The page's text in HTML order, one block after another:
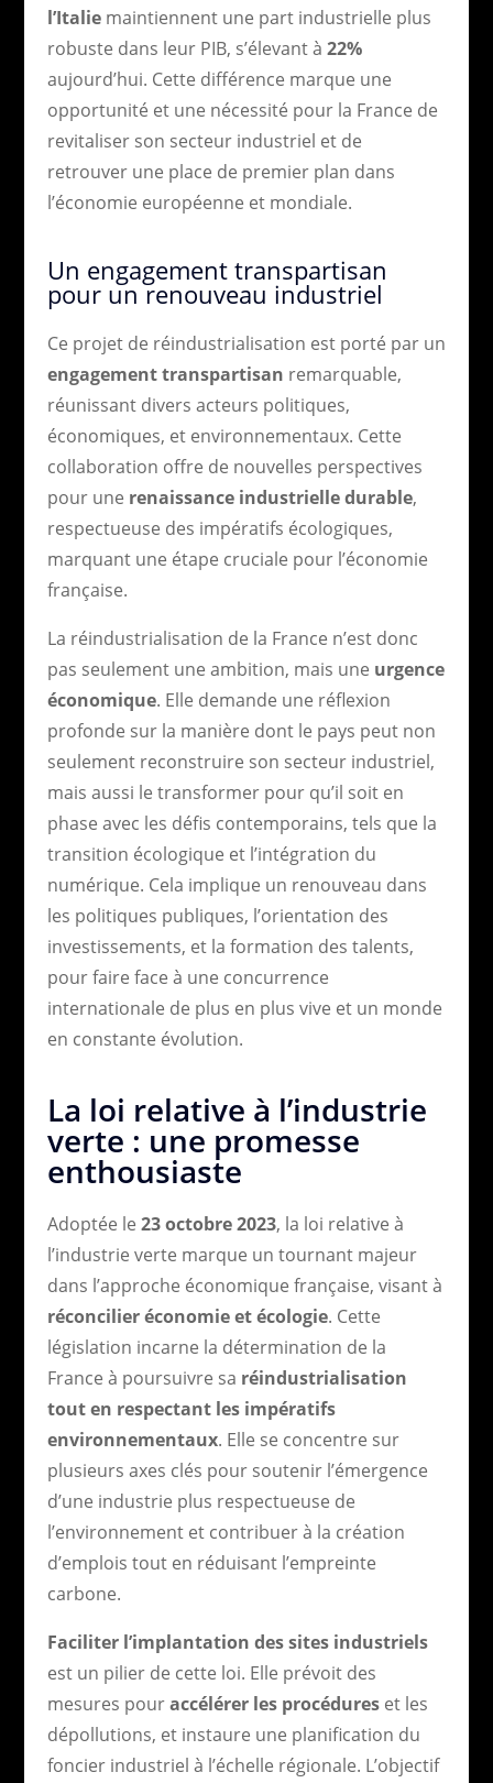
l’Italiemaintiennent une part industrielle plus
robuste dans leur PIB, s’élevant à 22%
aujourd’hui. Cette différence marque une
opportunité et une nécessité pour la France de
revitaliser son secteur industriel et de
retrouver une place de premier plan dans
l’économie européenne et mondiale.
Un engagement transpartisan
pour un renouveau industriel
Ce projet de réindustrialisation est porté par un
engagement transpartisan remarquable,
réunissant divers acteurs politiques,
économiques, et environnementaux. Cette
collaboration offre de nouvelles perspectives
pour une renaissance industrielle durable,
respectueuse des impératifs écologiques,
marquant une étape cruciale pour l’économie
française.
La réindustrialisation de la France n’est donc
pas seulement une ambition, mais une urgence
économique. Elle demande une réflexion
profonde sur la manière dont le pays peut non
seulement reconstruire son secteur industriel,
mais aussi le transformer pour qu’il soit en
phase avec les défis contemporains, tels que la
transition écologique et l’intégration du
numérique. Cela implique un renouveau dans
les politiques publiques, l’orientation des
investissements, et la formation des talents,
pour faire face à une concurrence
internationale de plus en plus vive et un monde
en constante évolution.
La loi relative à l’industrie
verte : une promesse
enthousiaste
Adoptée le 23 octobre 2023, la loi relative à
l’industrie verte marque un tournant majeur
dans l’approche économique française, visant à
réconcilier économie et écologie. Cette
législation incarne la détermination de la
France à poursuivre sa réindustrialisation
tout en respectant les impératifs
environnementaux. Elle se concentre sur
plusieurs axes clés pour soutenir l’émergence
d’une industrie plus respectueuse de
l’environnement et contribuer à la création
d’emplois tout en réduisant l’empreinte
carbone.
Faciliter l’implantation des sites industriels
est un pilier de cette loi. Elle prévoit des
mesures pouraccélérer les procédureset les
dépollutions, et instaure une planification du
foncier industriel à l’échelle régionale. L’objectif